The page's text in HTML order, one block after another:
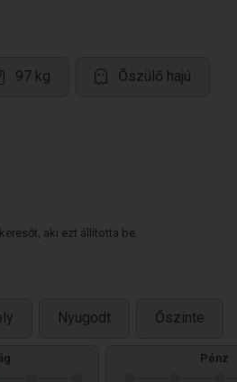
97 kg Őszülő hajú
aki ezt állította be.
Nyugodt Őszinte
Pénz